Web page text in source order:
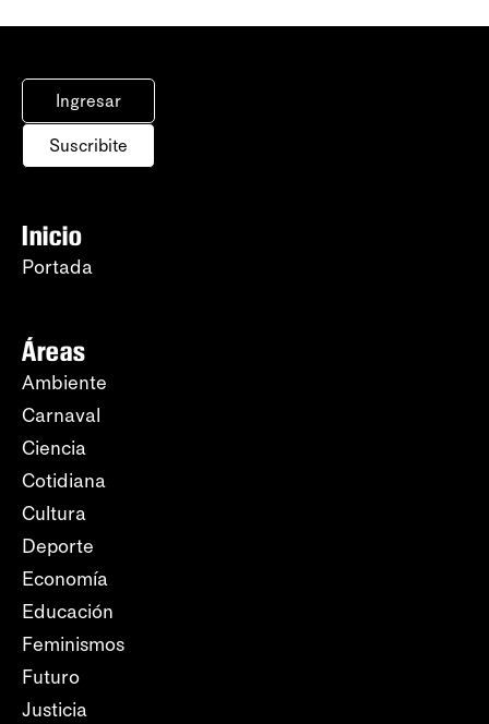
Ingresar
Suscribite
Inicio
Portada
Áreas
Ambiente
Carnaval
Ciencia
Cotidiana
Cultura
Deporte
Economía
Educación
Feminismos
Futuro
Justicia